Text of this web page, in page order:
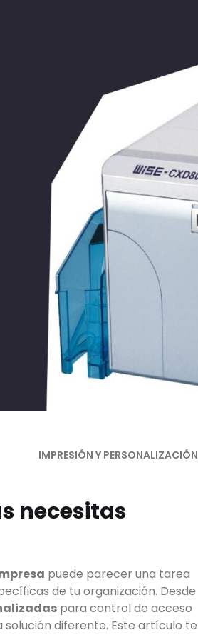
IMPRESIÓN Y PERSONALIZACIÓN
necesitas
puede parecer una tarea
de tu organización. Desde
para control de acceso
diferente. Este artículo te